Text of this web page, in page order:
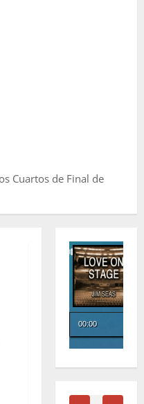
Cuartos de Final de